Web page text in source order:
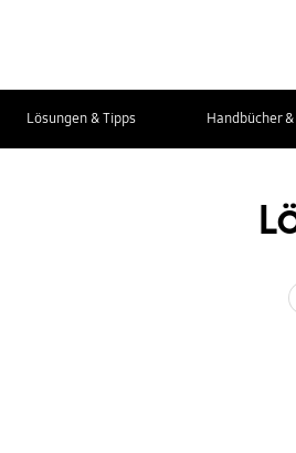
Lösungen & Tipps Handbücher